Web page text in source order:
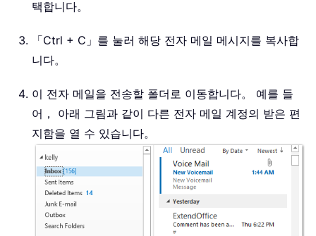
택합니다。
「Ctrl + C」를 눌러 해당 전자 메일 메시지를 복사합
니다。
이 전자 메일을 전송할 폴더로 이동합니다。 예를 들
어， 아래 그림과 같이 다른 전자 메일 계정의 받은 편
지함을 열 수 있습니다。